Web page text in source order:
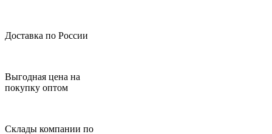
Доставка по России
Выгодная цена на
покупку оптом
Склады компании по